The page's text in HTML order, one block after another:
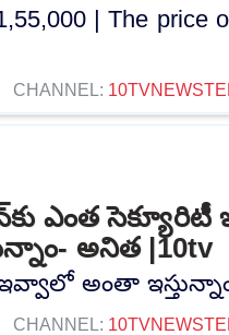
| The price
CHANNEL:
ఎంత
అనిత |10tv
అంతా
CHANNEL: